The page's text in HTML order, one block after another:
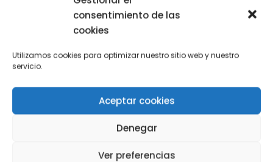
consentimiento de las
cookies
Utilizamos cookies para optimizar nuestro sitio web y nuestro
servicio.
Aceptar cookies
Denegar
Ver preferencias
Línea de envasado
También te puede interesar